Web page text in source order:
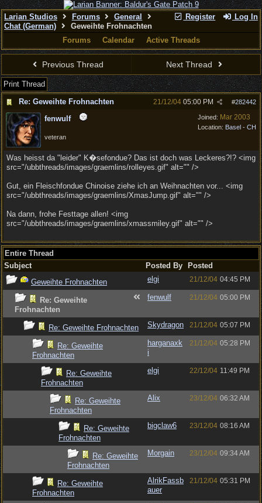
Register Log In
Larian Studios Forums
General
Chat (German)
Geweihte Frohnachten
Forums
Calendar Active Threads
Previous Thread Next Thread
Print Thread
Re: Geweihte Frohnachten
#282442
21/12/04 05:00 PM
Joined: Mar 2003
Location: Basel - CH
fenwulf
veteran
Was heisst da "leider" K�sefondue? Das ist doch was Leckeres?!? <img
src="/ubbthreads/images/graemlins/rolleyes.gif" alt="" />
Gut, ein Fleischfondue Chinoise ziehe ich an Weihnachten vor... <img
src="/ubbthreads/images/graemlins/XmasJump.gif" alt="" />
Na dann, frohe Festtage allen! <img
src="/ubbthreads/images/graemlins/xmassmiley.gif" alt="" />
Entire Thread
Subject
Posted By
Posted
Geweihte Frohnachten
elgi 21/12/04 04:45 PM
Re: Geweihte
Frohnachten
fenwulf 21/12/04 05:00 PM
Re: Geweihte Frohnachten Skydragon 21/12/04 05:07 PM
Re: Geweihte
Frohnachten
harganaxk
i
21/12/04 05:28 PM
Re: Geweihte
Frohnachten
elgi 22/12/04 11:49 PM
Re: Geweihte
Frohnachten
Alix 23/12/04 06:32 AM
Re: Geweihte
Frohnachten
bigclaw6 23/12/04 08:16 AM
Re: Geweihte
Frohnachten
Morgain 23/12/04 09:34 AM
Re: Geweihte
Frohnachten
AlrikFassb
auer
21/12/04 05:31 PM